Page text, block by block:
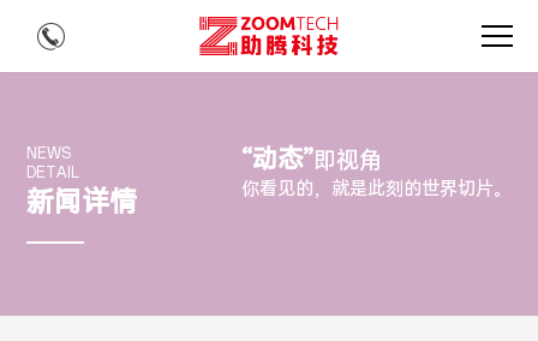
NEWS
DETAIL
新闻详情
“动态”即视角
你看见的，就是此刻的世界切片。